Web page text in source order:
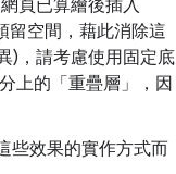
頁已算繪後插入
留空間，藉此消除這
)，請考慮使用固定底
上的「重疊層」，因
些效果的實作方式而